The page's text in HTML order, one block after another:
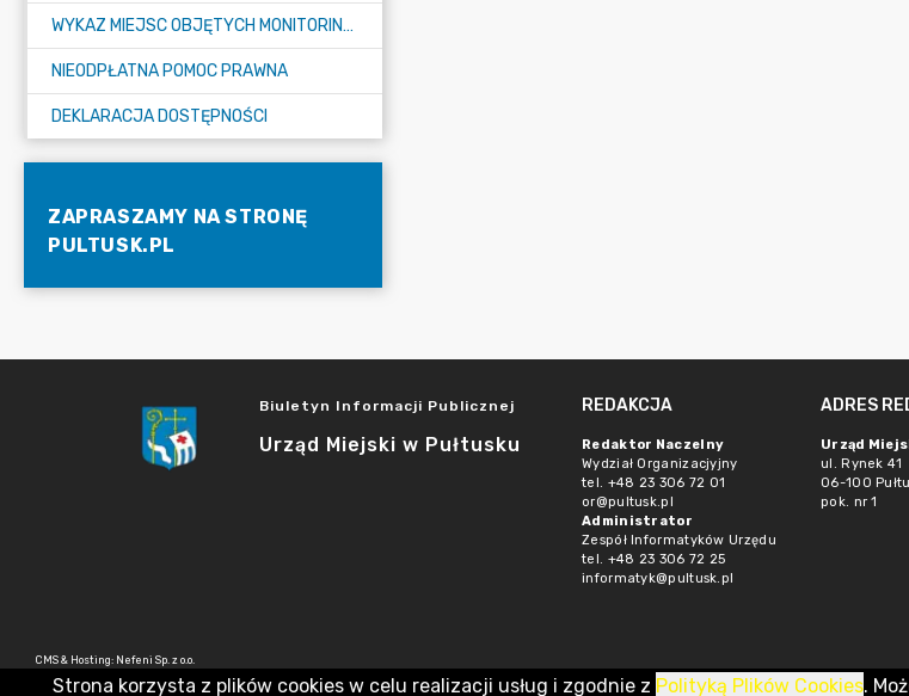
WYKAZ MIEJSC OBJĘTYCH MONITORINGIEM
NIEODPŁATNA POMOC PRAWNA
DEKLARACJA DOSTĘPNOŚCI
ZAPRASZAMY NA STRONĘ
PULTUSK.PL
Biuletyn Informacji Publicznej
Urząd Miejski w Pułtusku
REDAKCJA
Redaktor Naczelny
Wydział Organizacjyjny
tel. +48 23 306 72 01
or@pultusk.pl
Administrator
Zespół Informatyków Urzędu
tel. +48 23 306 72 25
informatyk@pultusk.pl
ADRES
Urząd
ul. Rynek 41
06-100
pok. nr 1
CMS & Hosting: Nefeni Sp. z o.o.
Strona korzysta z plików cookies w celu realizacji usług i zgodnie z Polityką Plików Cookies.